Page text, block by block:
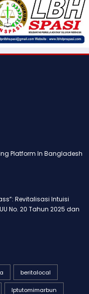
Platform In Bangladesh
Revitalisasi Intuisi
No. 20 Tahun 2025 dan
beritalocal